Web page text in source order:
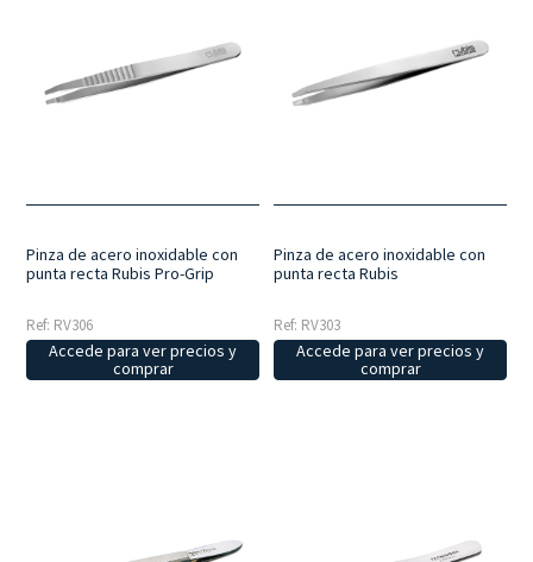
Pinza de acero inoxidable con
punta recta Rubis Pro-Grip
Ref: RV306
Accede para ver precios y
comprar
Pinza de acero inoxidable con
punta recta Rubis
Ref: RV303
Accede para ver precios y
comprar